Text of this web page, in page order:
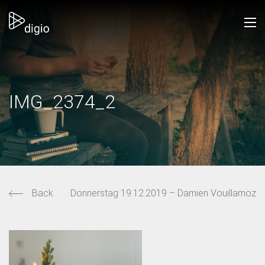
IMG_2374_2
Back Donnerstag 19.12.2019 – Damien Vouillamoz